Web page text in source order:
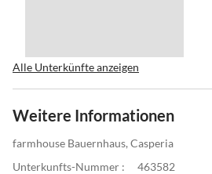
Alle Unterkünfte anzeigen
Weitere Informationen
farmhouse Bauernhaus, Casperia
Unterkunfts-Nummer :
463582